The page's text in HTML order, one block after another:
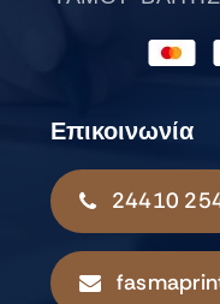
Επικοινωνία
24410